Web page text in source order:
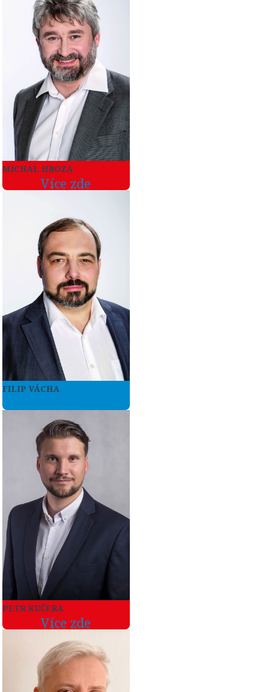
MICHAL HROZA
Více zde
FILIP VÁCHA
PETR KUČERA
Více zde